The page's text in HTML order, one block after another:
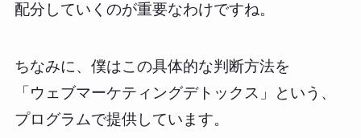
配分していくのが重要なわけですね。
ちなみに、僕はこの具体的な判断方法を
「ウェブマーケティングデトックス」という、
プログラムで提供しています。